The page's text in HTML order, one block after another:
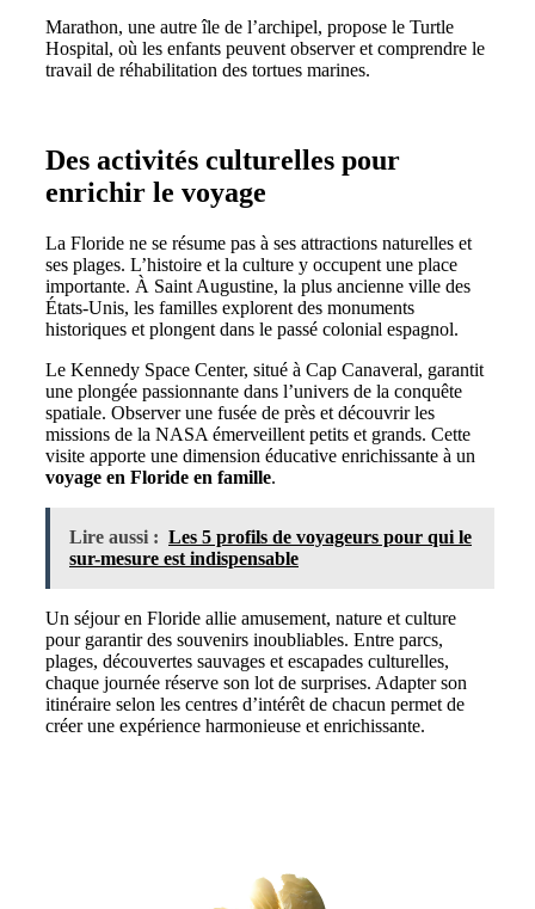
Marathon, une autre île de l’archipel, propose le Turtle
Hospital, où les enfants peuvent observer et comprendre le
travail de réhabilitation des tortues marines.
Des activités culturelles pour
enrichir le voyage
La Floride ne se résume pas à ses attractions naturelles et
ses plages. L’histoire et la culture y occupent une place
importante. À Saint Augustine, la plus ancienne ville des
États-Unis, les familles explorent des monuments
historiques et plongent dans le passé colonial espagnol.
Le Kennedy Space Center, situé à Cap Canaveral, garantit
une plongée passionnante dans l’univers de la conquête
spatiale. Observer une fusée de près et découvrir les
missions de la NASA émerveillent petits et grands. Cette
visite apporte une dimension éducative enrichissante à un
voyage en Floride en famille.
Lire aussi : Les 5 profils de voyageurs pour qui le
sur-mesure est indispensable
Un séjour en Floride allie amusement, nature et culture
pour garantir des souvenirs inoubliables. Entre parcs,
plages, découvertes sauvages et escapades culturelles,
chaque journée réserve son lot de surprises. Adapter son
itinéraire selon les centres d’intérêt de chacun permet de
créer une expérience harmonieuse et enrichissante.